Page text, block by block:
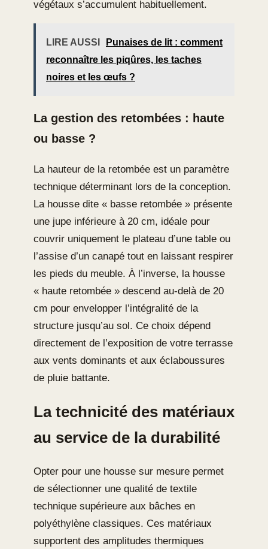
végétaux s’accumulent habituellement.
LIRE AUSSI
Punaises de lit : comment
reconnaître les piqûres, les taches
noires et les œufs ?
La gestion des retombées : haute
ou basse ?
La hauteur de la retombée est un paramètre
technique déterminant lors de la conception.
La housse dite « basse retombée » présente
une jupe inférieure à 20 cm, idéale pour
couvrir uniquement le plateau d’une table ou
l’assise d’un canapé tout en laissant respirer
les pieds du meuble. À l’inverse, la housse
« haute retombée » descend au-delà de 20
cm pour envelopper l’intégralité de la
structure jusqu’au sol. Ce choix dépend
directement de l’exposition de votre terrasse
aux vents dominants et aux éclaboussures
de pluie battante.
La technicité des matériaux
au service de la durabilité
Opter pour une housse sur mesure permet
de sélectionner une qualité de textile
technique supérieure aux bâches en
polyéthylène classiques. Ces matériaux
supportent des amplitudes thermiques